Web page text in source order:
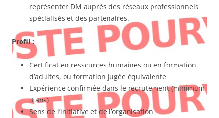
représenter DM auprès des réseaux professionnels
spécialisés et des partenaires.
Profil :
Certificat en ressources humaines ou en formation
d’adultes, ou formation jugée équivalente
Expérience confirmée dans le recrutement (minimum
3 ans)
Sens de l’initiative et de l’organisation